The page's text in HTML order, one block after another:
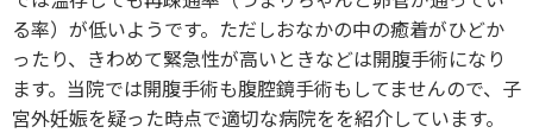
る率）が低いようです。ただしおなかの中の癒着がひどか
ったり、きわめて緊急性が高いときなどは開腹手術になり
ます。当院では開腹手術も腹腔鏡手術もしてませんので、子
宮外妊娠を疑った時点で適切な病院をを紹介しています。